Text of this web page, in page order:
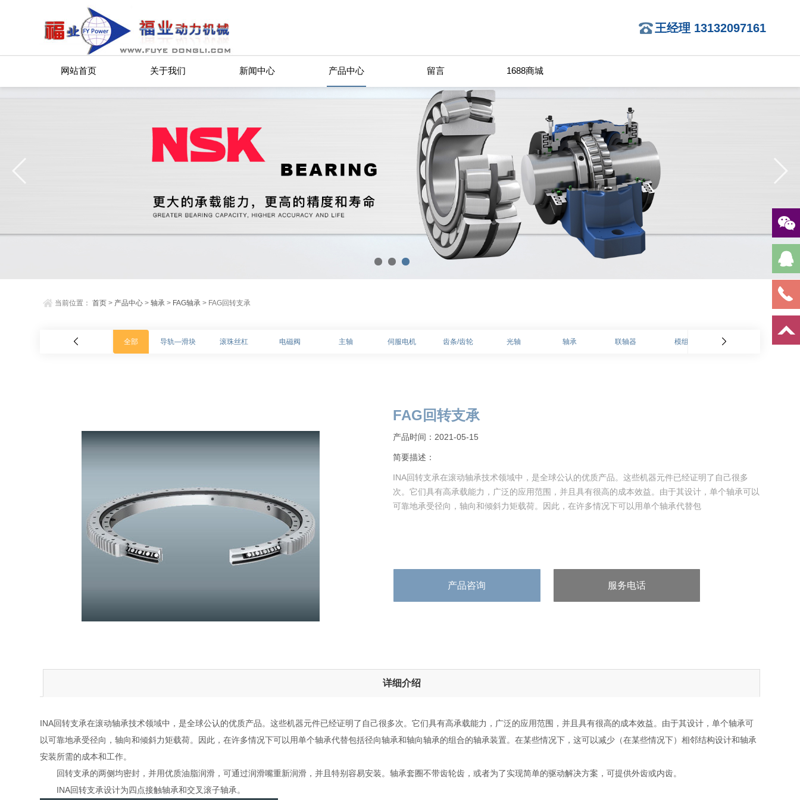
王经理 13132097161
网站首页 关于我们 新闻中心 产品中心 留言 1688商城
当前位置：首页 > 产品中心 >轴承 > FAG轴承 > FAG回转支承
全部 导轨—滑块 滚珠丝杠 电磁阀 主轴 伺服电机 齿条/齿轮 光轴 轴承 联轴器 模组
FAG回转支承
产品时间：2021-05-15
简要描述：
INA回转支承在滚动轴承技术领域中，是全球公认的优质产品。这些机器元件已经证明了自己很多
次。它们具有高承载能力，广泛的应用范围，并且具有很高的成本效益。由于其设计，单个轴承可以
可靠地承受径向，轴向和倾斜力矩载荷。因此，在许多情况下可以用单个轴承代替包
产品咨询 服务电话
详细介绍
INA回转支承在滚动轴承技术领域中，是全球公认的优质产品。这些机器元件已经证明了自己很多次。它们具有高承载能力，广泛的应用范围，并且具有很高的成本效益。由于其设计，单个轴承可
以可靠地承受径向，轴向和倾斜力矩载荷。因此，在许多情况下可以用单个轴承代替包括径向轴承和轴向轴承的组合的轴承装置。在某些情况下，这可以减少（在某些情况下）相邻结构设计和轴承
安装所需的成本和工作。
回转支承的两侧均密封，并用优质油脂润滑，可通过润滑嘴重新润滑，并且特别容易安装。轴承套圈不带齿轮齿，或者为了实现简单的驱动解决方案，可提供外齿或内齿。
INA回转支承设计为四点接触轴承和交叉滚子轴承。